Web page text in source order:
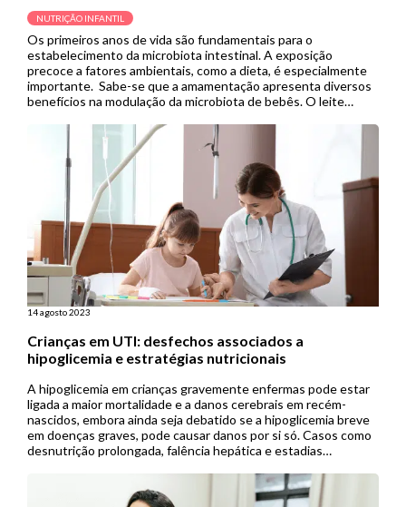
NUTRIÇÃO INFANTIL
Os primeiros anos de vida são fundamentais para o
estabelecimento da microbiota intestinal. A exposição
precoce a fatores ambientais, como a dieta, é especialmente
importante. Sabe-se que a amamentação apresenta diversos
benefícios na modulação da microbiota de bebês. O leite
ecológica da microbiota intestinal e protege contra […]
14 agosto 2023
Crianças em UTI: desfechos associados a
hipoglicemia e estratégias nutricionais
A hipoglicemia em crianças gravemente enfermas pode estar
ligada a maior mortalidade e a danos cerebrais em recém-
nascidos, embora ainda seja debatido se a hipoglicemia breve
em doenças graves, pode causar danos por si só. Casos como
desnutrição prolongada, falência hepática e estadias